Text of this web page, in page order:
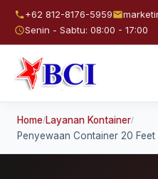
+62 812-8176-5959
Senin - Sabtu: 08:00 - 17:00
Home/Layanan Kontainer/
Penyewaan Container 20